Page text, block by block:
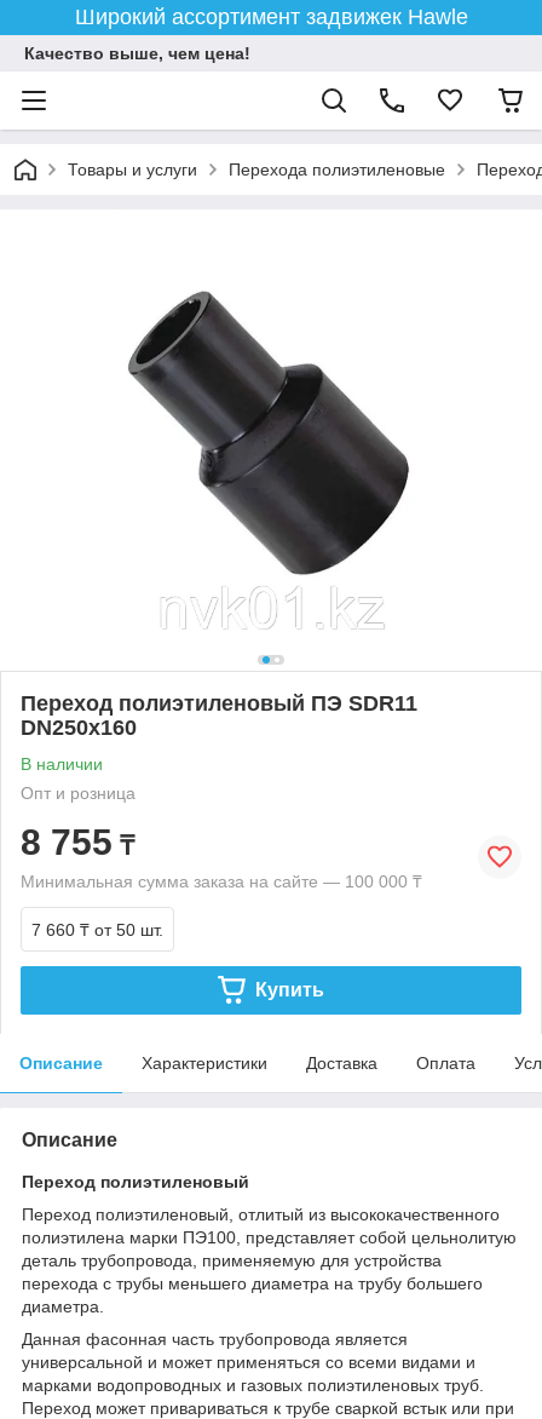
Широкий ассортимент задвижек Hawle
Качество выше, чем цена!
Товары и услуги Перехода полиэтиленовые
Переход полиэтиленовый ПЭ SDR11
DN250х160
В наличии
Опт и розница
8 755 ₸
Минимальная сумма заказа на сайте — 100 000 ₸
7 660 ₸ от 50 шт.
Купить
Описание Характеристики Доставка Оплата
Описание
Переход полиэтиленовый
Переход полиэтиленовый, отлитый из высококачественного
полиэтилена марки ПЭ100, представляет собой цельнолитую
деталь трубопровода, применяемую для устройства
перехода с трубы меньшего диаметра на трубу большего
диаметра.
Данная фасонная часть трубопровода является
универсальной и может применяться со всеми видами и
марками водопроводных и газовых полиэтиленовых труб.
Переход может привариваться к трубе сваркой встык или при